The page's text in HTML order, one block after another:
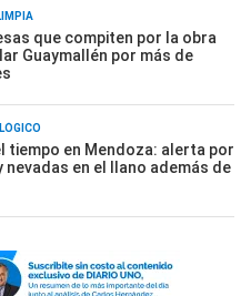
que compiten por la obra
Guaymallén por más de
tiempo en Mendoza: alerta por
nevadas en el llano además de